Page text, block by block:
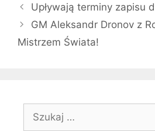
Upływają terminy zapisu
GM Aleksandr Dronov z
Mistrzem Świata!